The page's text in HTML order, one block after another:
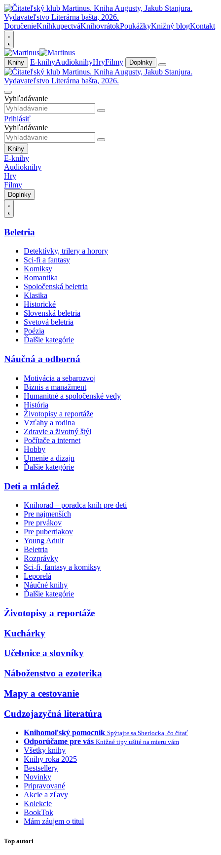
DoručenieKníhkupectváKnihovrátokPoukážkyKnižný blogKontakt
Knihy E-knihyAudioknihyHryFilmy Doplnky
Vyhľadávanie
Prihlásiť
Vyhľadávanie
Knihy
E-knihy
Audioknihy
Hry
Filmy
Doplnky
Beletria
Detektívky, trilery a horory
Sci-fi a fantasy
Komiksy
Romantika
Spoločenská beletria
Klasika
Historické
Slovenská beletria
Svetová beletria
Poézia
Ďalšie kategórie
Náučná a odborná
Motivácia a sebarozvoj
Biznis a manažment
Humanitné a spoločenské vedy
História
Životopisy a reportáže
Vzťahy a rodina
Zdravie a životný štýl
Počítače a internet
Hobby
Umenie a dizajn
Ďalšie kategórie
Deti a mládež
Knihorad – poradca kníh pre deti
Pre najmenších
Pre prvákov
Pre pubertiakov
Young Adult
Beletria
Rozprávky
Sci-fi, fantasy a komiksy
Leporelá
Náučné knihy
Ďalšie kategórie
Životopisy a reportáže
Kuchárky
Učebnice a slovníky
Náboženstvo a ezoterika
Mapy a cestovanie
Cudzojazyčná literatúra
Knihomoľský pomocník Spýtajte sa Sherlocka, čo čítať
Odporúčame pre vás Knižné tipy ušité na mieru vám
Všetky knihy
Knihy roka 2025
Bestsellery
Novinky
Pripravované
Akcie a zľavy
Kolekcie
BookTok
Mám záujem o titul
Top autori